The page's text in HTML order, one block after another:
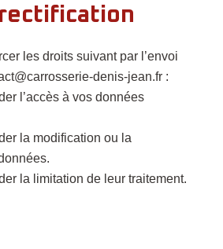
les droits suivant par l’envoi
denis-jean.fr :
l’accès à vos données
la modification ou la
la limitation de leur traitement.